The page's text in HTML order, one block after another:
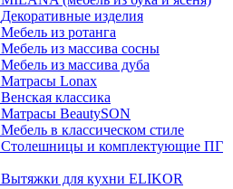
Декоративные изделия
Мебель из ротанга
Мебель из массива сосны
Мебель из массива дуба
Матрасы Lonax
Венская классика
Матрасы BeautySON
Мебель в классическом стиле
Столешницы и комплектующие ПГ
Вытяжки для кухни ELIKOR